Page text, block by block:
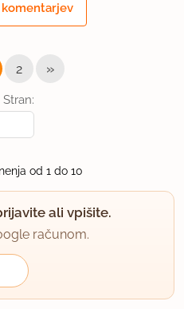
je ta zrnati sir v lončku?
komentarjev
Stran:
2 »
od 1 do 10
ali vpišite.
računom.